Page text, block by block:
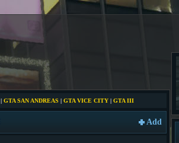
GTA SAN ANDREAS | GTA VICE CITY| GTA III
Add